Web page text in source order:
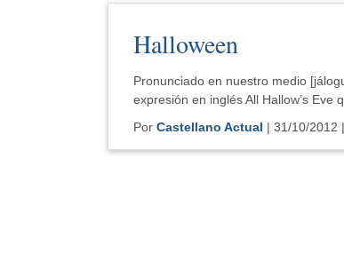
Halloween
Pronunciado en nuestro medio
expresión en inglés All Hallow’s
Por Castellano Actual | 31/10/2012 |